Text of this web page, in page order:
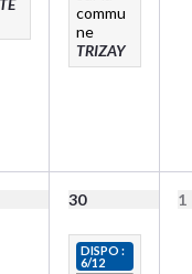
commu
ne
TRIZAY
30
DISPO :
6/12
1